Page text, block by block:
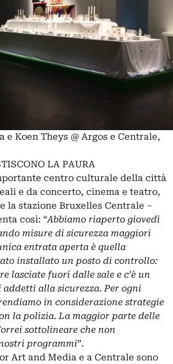
e Koen Theys @ Argos e Centrale,
LA PAURA
centro culturale della città
e da concerto, cinema e teatro,
la stazione Bruxelles Centrale –
così: “Abbiamo riaperto giovedì
misure di sicurezza maggiori
entrata aperta è quella
installato un posto di controllo:
lasciate fuori dalle sale e c’è un
addetti alla sicurezza. Per ogni
in considerazione strategie
la polizia. La maggior parte delle
sottolineare che non
programmi”.
Art and Media e a Centrale sono